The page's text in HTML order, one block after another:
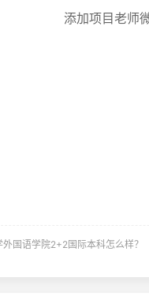
添加项目老师
外国语学院2+2国际本科怎么样？